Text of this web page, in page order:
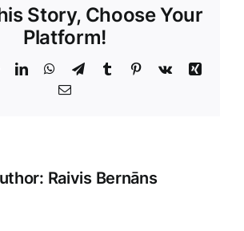
Story, Choose Your
Platform!
LinkedInWhatsApp
TelegramTumblr Pinterest
Vk
Xing
E-
Raivis Bernāns